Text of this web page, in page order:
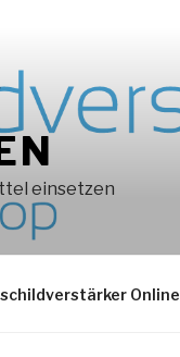
einsetzen